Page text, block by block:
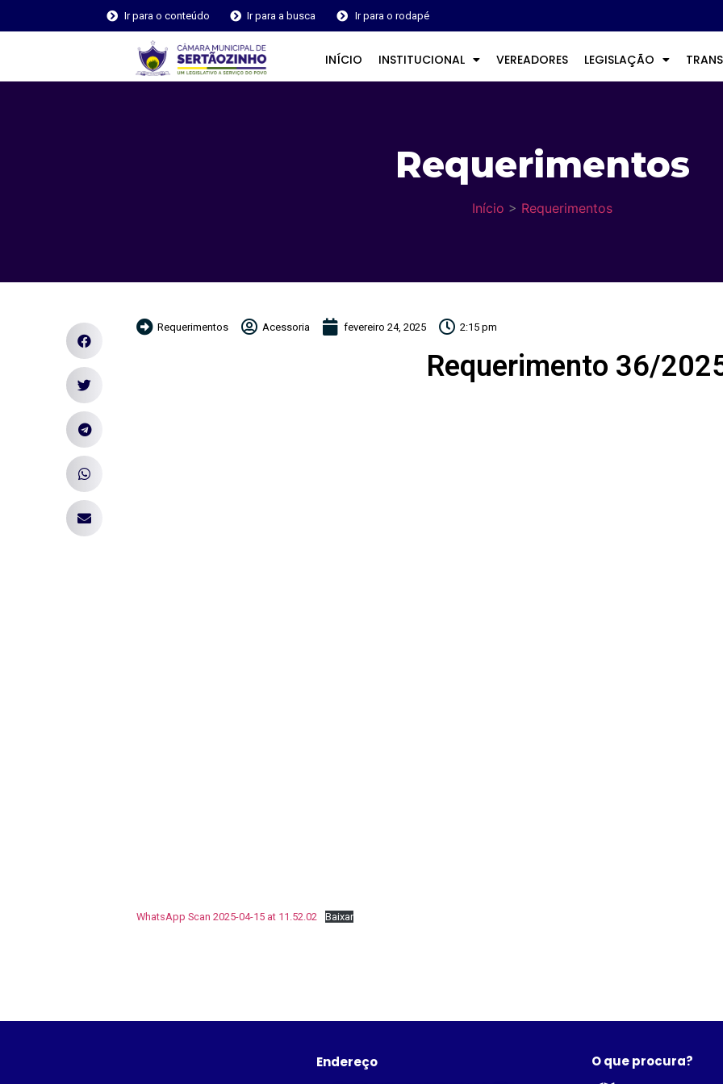
Ir para o conteúdo Ir para a busca Ir para o rodapé
INÍCIO INSTITUCIONAL VEREADORES LEGISLAÇÃO
Requerimentos
Início > Requerimentos
Requerimentos Acessoria fevereiro 24, 2025 2:15 pm
Requerimento 36/
WhatsApp Scan 2025-04-15 at 11.52.02 Baixar
Endereço O que procura?